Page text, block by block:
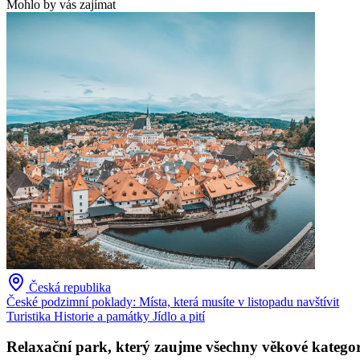
Mohlo by vás zajímat
Česká republika
České podzimní poklady: Místa, která musíte v listopadu navštívit
Turistika Historie a památky Jídlo a pití
Relaxační park, který zaujme všechny věkové